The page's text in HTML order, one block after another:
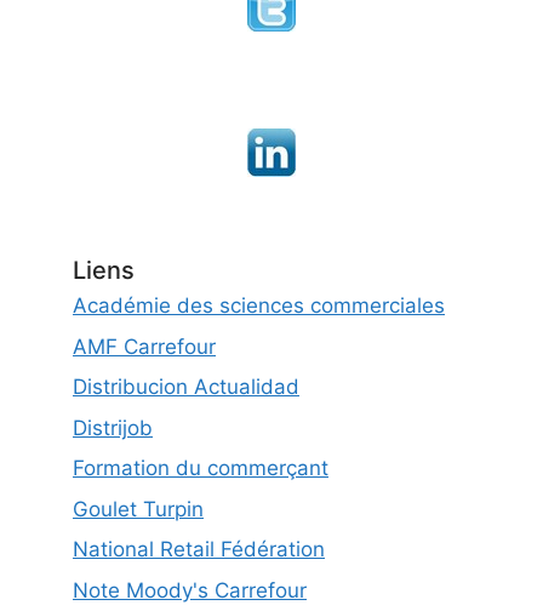
Liens
Académie des sciences commerciales
AMF Carrefour
Distribucion Actualidad
Distrijob
Formation du commerçant
Goulet Turpin
National Retail Fédération
Note Moody's Carrefour